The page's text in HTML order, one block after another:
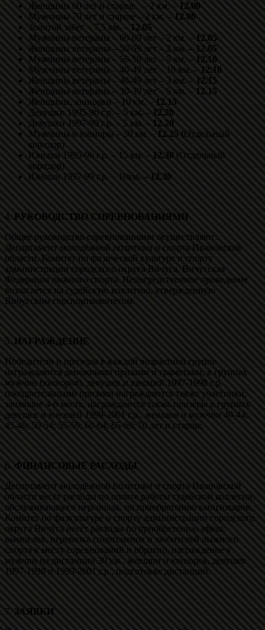
Женщины 60 лет и старше – 2 км. –12.00
Мужчины 70 лет и старше – 2 км.– 12.00
Золотой забег – 7,5 км. –12.05
Мужчины ветераны – 60-69 лет – 2 км. –12.05
Женщины ветераны – 50-59 лет – 2 км.– 12.05
Мужчины ветераны – 50-59 лет – 5 км.– 12.10
Мужчины ветераны – 40-49 лет – 10 км.– 12.10
Женщины ветераны – 40-49 лет – 3 км. –12.15
Женщины ветераны – 30-39 лет – 5 км. –12.15
Женщины, юниорки – 10 км. –12.15
Девушки 1995-96 г.р. – 5 км. – 12.20
Девушки 1997-99 г.р. – 5 км.– 12.20
Мужчины и юниоры – 30 км. –12.25 (Отдельный
коридор)
Юноши 1995-96 г.р. – 15 км. –12.30(Отдельный
коридор)
Юноши 1997-99 г.р. – 10км. – 12.30
4. РУКОВОДСТВО СОРЕВНОВАНИЯМИ
Общее руководство соревнованиями осуществляют:
Департамент молодёжной политики и спорта Ивановской
области, Комитет по физической культуре и спорту
администрации городского округа Вичуга, Вичугская
Федерация лыжного спорта. Непосредственное проведение
возлагается на судейскую коллегию, утвержденную
Вичугским горспорткомитетом.
5.НАГРАЖДЕНИЕ
Победители и призеры в каждой возрастной группе
награждаются денежными призами и грамотами, в группах
мужчин (юниоров), девушек и юношей 1997-1998 г.р.
поощрительными призами награждаются также участники,
занявшие 4-6 места, награждаются также призёры в группах
девушек и юношей 1999-2001 г.р., женщин и мужчин 40-44;
45-49; 50-54; 55-59; 60-64; 65-69; 70 лет и старше.
6.ФИНАНСОВЫЕ РАСХОДЫ
Департамент молодёжной политики и спорта Ивановской
области несёт расходы по оплате работы судейской коллегии,
обслуживающего персонала, по приобретению канцтоваров,
Комитет по физкультуре и спорту администрации городского
округа Вичуга несёт расходы по приобретению афиш,
вымпелов, перевозка спортсменов и любителей лыжного
спорта к месту соревнований и обратно, награждение у
мужчин на дистанции 30 км., женщин и юниорок, девушек
1997-1998 и 1999-2001 г.р., подготовке дистанций.
7.ЗАЯВКИ